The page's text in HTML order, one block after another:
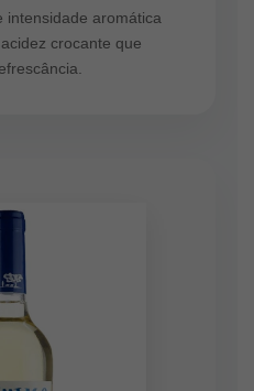
intensidade aromática
crocante que